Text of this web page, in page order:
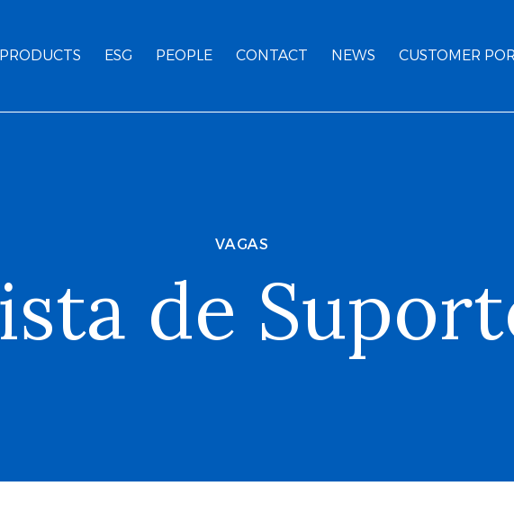
PRODUCTS ESG PEOPLE CONTACT NEWS CUSTOMER
VAGAS
de